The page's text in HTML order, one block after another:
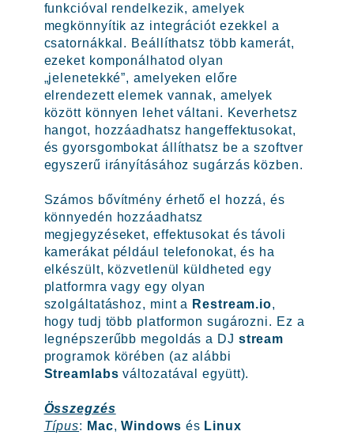
funkcióval rendelkezik, amelyek
megkönnyítik az integrációt ezekkel a
csatornákkal. Beállíthatsz több kamerát,
ezeket komponálhatod olyan
„jelenetekké”, amelyeken előre
elrendezett elemek vannak, amelyek
között könnyen lehet váltani. Keverhetsz
hangot, hozzáadhatsz hangeffektusokat,
és gyorsgombokat állíthatsz be a szoftver
egyszerű irányításához sugárzás közben.
Számos bővítmény érhető el hozzá, és
könnyedén hozzáadhatsz
megjegyzéseket, effektusokat és távoli
kamerákat például telefonokat, és ha
elkészült, közvetlenül küldheted egy
platformra vagy egy olyan
szolgáltatáshoz, mint a Restream.io,
hogy tudj több platformon sugározni. Ez a
legnépszerűbb megoldás a DJ stream
programok körében (az alábbi
Streamlabs változatával együtt).
Összegzés
Típus: Mac,Windows és Linux